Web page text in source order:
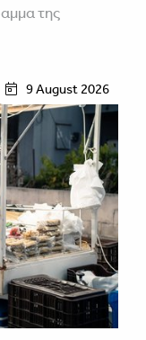
της
9 August 2026